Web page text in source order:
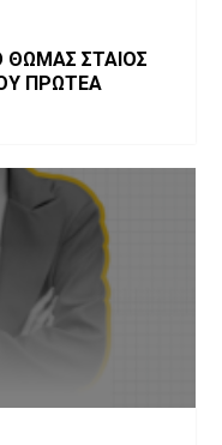
ΘΩΜΑΣ ΣΤΑΙΟΣ
ΠΡΩΤΕΑ